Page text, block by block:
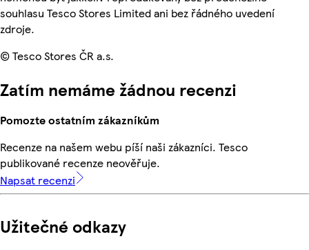
souhlasu Tesco Stores Limited ani bez řádného uvedení
zdroje.
© Tesco Stores ČR a.s.
Zatím nemáme žádnou recenzi
Pomozte ostatním zákazníkům
Recenze na našem webu píší naši zákazníci. Tesco
publikované recenze neověřuje.
Napsat recenzi
Užitečné odkazy